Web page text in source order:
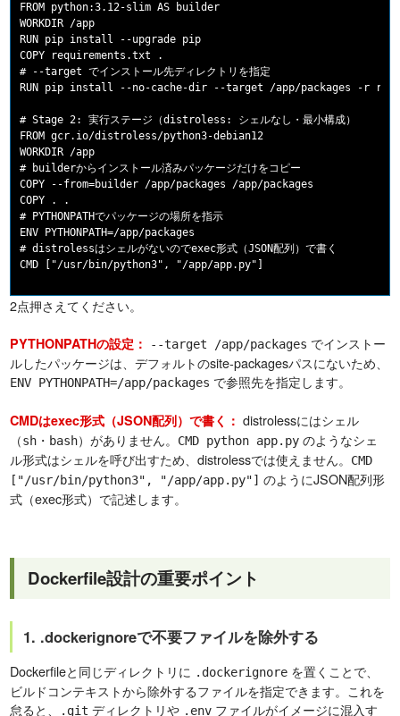
FROM python:3.12-slim AS builder
WORKDIR /app
RUN pip install --upgrade pip
COPY requirements.txt .
# --target でインストール先ディレクトリを指定
RUN pip install --no-cache-dir --target /app/packages -r
# Stage 2: 実行ステージ（distroless: シェルなし・最小構成）
FROM gcr.io/distroless/python3-debian12
WORKDIR /app
# builderからインストール済みパッケージだけをコピー
COPY --from=builder /app/packages /app/packages
COPY . .
# PYTHONPATHでパッケージの場所を指示
ENV PYTHONPATH=/app/packages
# distrolessはシェルがないのでexec形式（JSON配列）で書く
2点押さえてください。
PYTHONPATHの設定： --target /app/packages でインストー
ルしたパッケージは、デフォルトのsite-packagesパスにないため、
ENV PYTHONPATH=/app/packages で参照先を指定します。
CMDはexec形式（JSON配列）で書く： distrolessにはシェル
（sh ・ bash）がありません。 CMD python app.py のようなシェ
ル形式はシェルを呼び出すため、distrolessでは使えません。
CMD
["/usr/bin/python3", "/app/app.py"] のようにJSON配列形
式（exec形式）で記述します。
Dockerfile設計の重要ポイント
1. .dockerignoreで不要ファイルを除外する
Dockerfileと同じディレクトリに .dockerignore を置くことで、
ビルドコンテキストから除外するファイルを指定できます。これを
怠ると、
.git ディレクトリや .env ファイルがイメージに混入す